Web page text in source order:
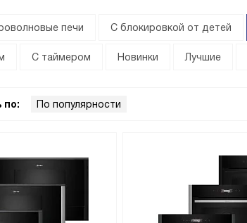
печи С блокировкой от детей
С таймером Новинки Лучшие
по: По популярности